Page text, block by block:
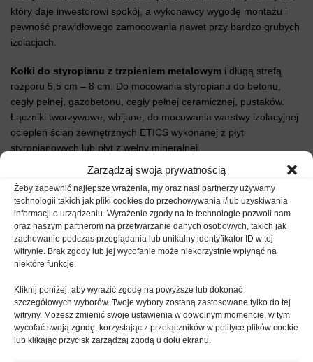
Zarządzaj swoją prywatnością
Żeby zapewnić najlepsze wrażenia, my oraz nasi partnerzy używamy
technologii takich jak pliki cookies do przechowywania i/lub uzyskiwania
informacji o urządzeniu. Wyrażenie zgody na te technologie pozwoli nam
oraz naszym partnerom na przetwarzanie danych osobowych, takich jak
zachowanie podczas przeglądania lub unikalny identyfikator ID w tej
witrynie. Brak zgody lub jej wycofanie może niekorzystnie wpłynąć na
niektóre funkcje.
Kliknij poniżej, aby wyrazić zgodę na powyższe lub dokonać
szczegółowych wyborów. Twoje wybory zostaną zastosowane tylko do tej
witryny. Możesz zmienić swoje ustawienia w dowolnym momencie, w tym
wycofać swoją zgodę, korzystając z przełączników w polityce plików cookie
lub klikając przycisk zarządzaj zgodą u dołu ekranu.
który daje inwestorowi spokój, a wykonawcy wygodę montażu i
pewność prawidłowego zamocowania nawet przy bardzo grubych
izolacjach.
Kołki do styropianu z trzpieniem metalowym i długą strefą
rozporu 5,5 cm – 8 cm. Do mocowania styropianu do betonu,
cegły pełnej, gazobetonu, cegły pełnej ceramicznej, pustaków.
Łączniki tworzywowe, wbijane, do mocowania warstwy izolacyjnej
ociepleń ścian zewnętrznych ETICS wykonanej z płyt
styropianowych lub płyt z wełny mineralnej.
Korzyści i cechy metalowych kołków
do styropianu:
Jakość potwierdzona europejską oceną techniczną.
Zaawansowane kołki do styropianu wyposażone są w
metalowy trzpień oblanym tworzywem sztucznym, co
zapobiega powstawaniu mostka termicznego czyniąc tym
samym warstwę ocieplenia jeszcze bardziej szczelną
Dyble o długiej strefie kotwienia: 55 mm i 80 mm pozwalają na
różne ich zagłębienie a także skuteczne zakotwienie w